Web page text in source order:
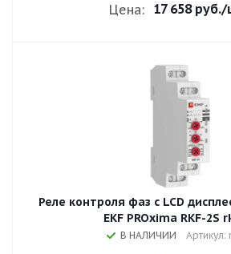
Цена: 17 658 руб./
Реле контроля фаз с LCD
EKF PROxima RKF-2S
В НАЛИЧИИ Артикул: